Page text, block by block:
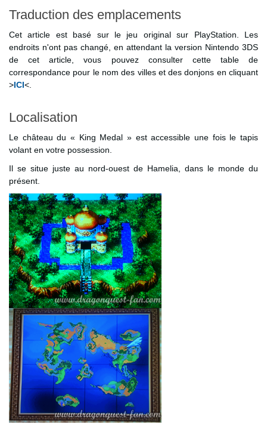
Traduction des emplacements
Cet article est basé sur le jeu original sur PlayStation. Les
endroits n'ont pas changé, en attendant la version Nintendo 3DS
de cet article, vous pouvez consulter cette table de
correspondance pour le nom des villes et des donjons en cliquant
>ICI<.
Localisation
Le château du « King Medal » est accessible une fois le tapis
volant en votre possession.
Il se situe juste au nord-ouest de Hamelia, dans le monde du
présent.